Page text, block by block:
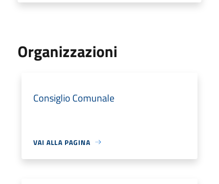
Organizzazioni
Consiglio Comunale
VAI ALLA PAGINA